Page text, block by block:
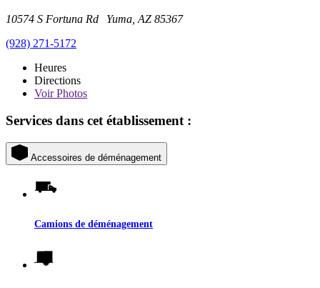
10574 S Fortuna Rd Yuma, AZ 85367
(928) 271-5172
Heures
Directions
VoirPhotos
Services dans cet établissement :
Accessoires de déménagement
Camions de déménagement